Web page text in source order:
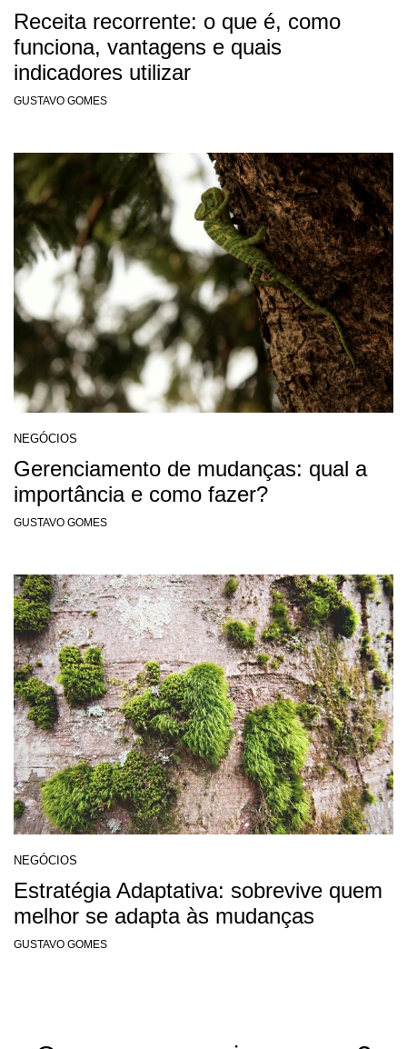
Receita recorrente: o que é, como
funciona, vantagens e quais
indicadores utilizar
GUSTAVO GOMES
NEGÓCIOS
Gerenciamento de mudanças: qual a
importância e como fazer?
GUSTAVO GOMES
NEGÓCIOS
Estratégia Adaptativa: sobrevive quem
melhor se adapta às mudanças
GUSTAVO GOMES